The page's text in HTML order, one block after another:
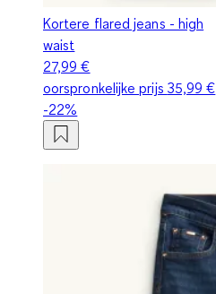
Kortere flared jeans - high
waist
27,99 €
oorspronkelijke prijs 35,99 €
-22%